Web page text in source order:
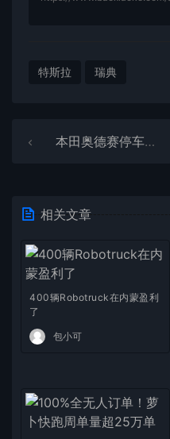
特斯拉 瑞典
本田奥德赛停车7秒后气囊突然自爆 车主：所有气囊都炸了
相关文章
400辆Robotruck在内蒙盈利
了
包小可